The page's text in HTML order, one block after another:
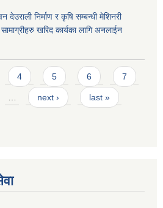
निर्माण र कृषि सम्बन्धी मेशिनरी
खरिद कार्यका लागि अनलाईन
4 5 6 7
… next › last »